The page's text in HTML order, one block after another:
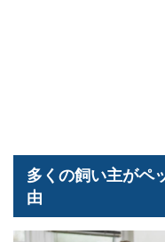
多くの飼い主がペ
由